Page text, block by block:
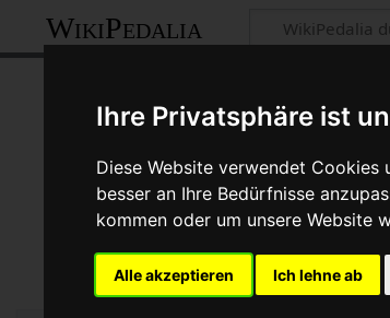
Ihre Privatsphäre ist
Diese Website verwendet Cookies
besser an Ihre Bedürfnisse
kommen oder um unsere Website
Alle akzeptieren Ich lehne ab
WikiPedalia
Seite
Anzeigetitel